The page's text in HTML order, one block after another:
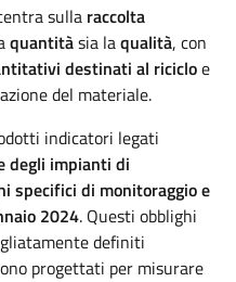
sulla raccolta
quantitàsia laqualità, con
destinati al ricicloe
del materiale.
indicatori legati
degli impianti di
specifici di monitoraggio e
2024. Questi obblighi
definiti
progettati per misurare